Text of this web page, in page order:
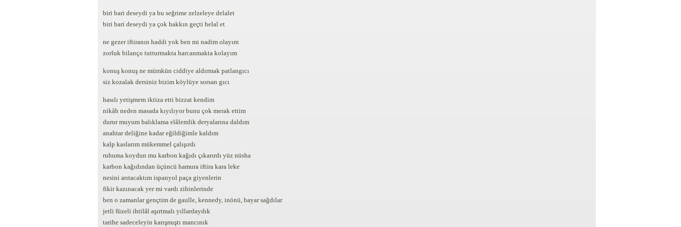
biri bari deseydi ya bu seğrime zelzeleye delalet
biri bari deseydi ya çok hakkın geçti helal et
ne gezer iftiranın haddi yok ben mi nadim olayım
zorluk bilanço tutturmakta harcanmakta kolayım
konuş konuş ne mümkün ciddiye aldırmak patlangıcı
siz kozalak dersiniz bizim köylüye sorsan gıcı
hasılı yetişmem iktiza etti bizzat kendim
nikâh neden masada kıyılıyor bunu çok merak ettim
durur muyum balıklama elâlemlik deryalarına daldım
anahtar deliğine kadar eğildiğimle kaldım
kalp kaslarım mükemmel çalışırdı
ruhuma koydun mu karbon kağıdı çıkarırdı yüz nüsha
karbon kağıdından üçüncü hamura iftira kara leke
nesini arıtacaktım ispanyol paça giyenlerin
fikir kazınacak yer mi vardı zihinlerinde
ben o zamanlar gençtim de gaulle, kennedy, inönü, bayar sağdılar
jetli füzeli ihtilâl aşırtmalı yıllardaydık
tarihe sadeceleyin karışmıştı mancınık